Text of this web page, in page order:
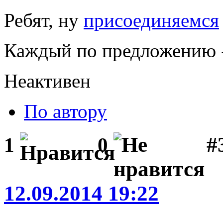
Ребят, ну присоединяемся
Каждый по предложению
Неактивен
По автору
1 0
12.09.2014 19:22